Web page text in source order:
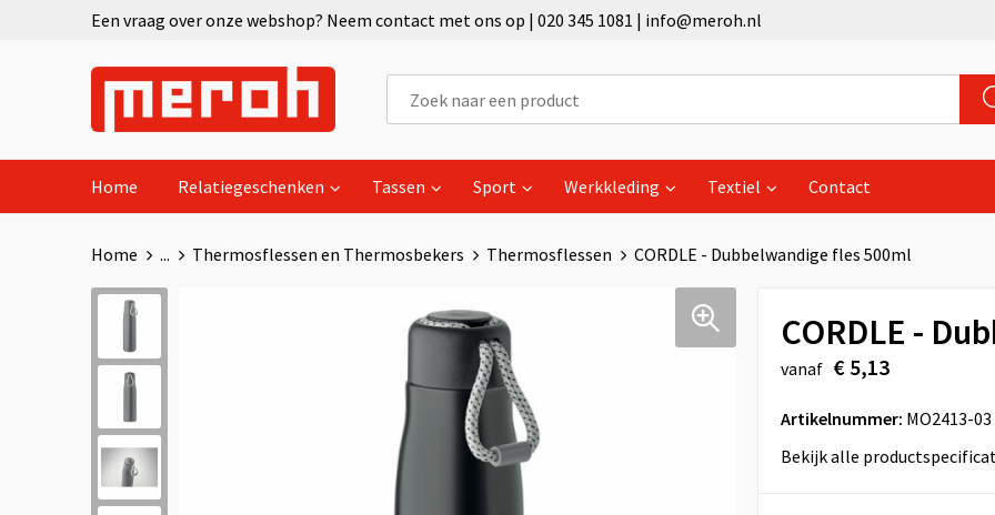
Een vraag over onze webshop? Neem contact met ons op | 020 345 1081 | info@meroh.nl
Home Relatiegeschenken Tassen Sport Werkkleding Textiel Contact
Home ... Thermosflessen en Thermosbekers Thermosflessen CORDLE - Dubbelwandige fles 500ml
CORDLE -
vanaf € 5,13
Artikelnummer: MO2413-03
Bekijk alle